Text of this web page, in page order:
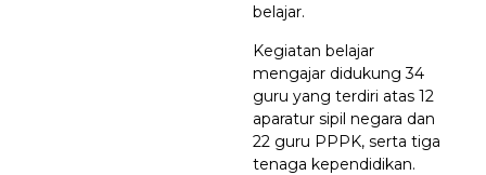
belajar.
Kegiatan belajar
mengajar didukung 34
guru yang terdiri atas 12
aparatur sipil negara dan
22 guru PPPK, serta tiga
tenaga kependidikan.